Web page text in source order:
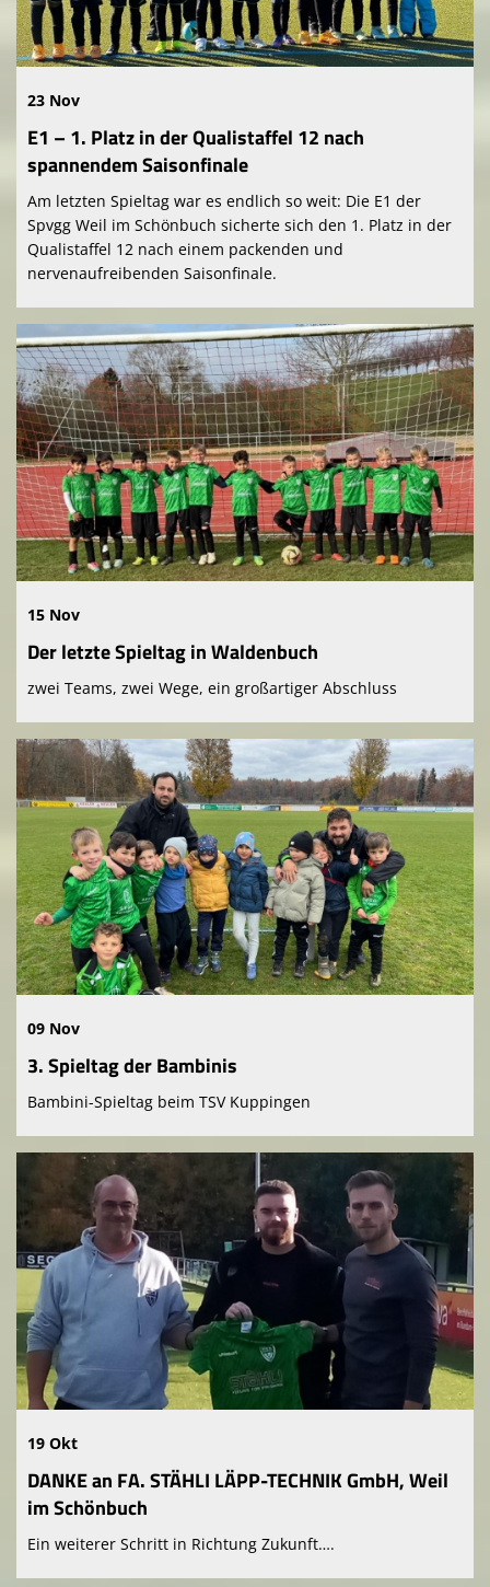
23 Nov
E1 – 1. Platz in der Qualistaffel 12 nach
spannendem Saisonfinale
Am letzten Spieltag war es endlich so weit: Die E1 der
Spvgg Weil im Schönbuch sicherte sich den 1. Platz in der
Qualistaffel 12 nach einem packenden und
nervenaufreibenden Saisonfinale.
15 Nov
Der letzte Spieltag in Waldenbuch
zwei Teams, zwei Wege, ein großartiger Abschluss
09 Nov
3. Spieltag der Bambinis
Bambini-Spieltag beim TSV Kuppingen
19 Okt
DANKE an FA. STÄHLI LÄPP-TECHNIK GmbH, Weil
im Schönbuch
Ein weiterer Schritt in Richtung Zukunft….